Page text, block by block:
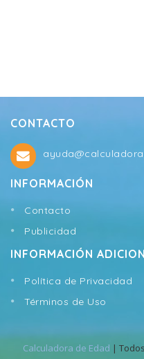
CONTACTO
INFORMACIÓN
Contacto
Publicidad
INFORMACIÓN
Política de Privacidad
Términos de Uso
Calculadora de Edad |